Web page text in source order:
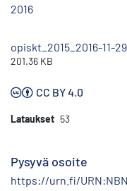
2016
opiskt_2015_2016-11-
201.36 KB
CC BY 4.0
Lataukset 53
Pysyvä osoite
https://urn.fi/